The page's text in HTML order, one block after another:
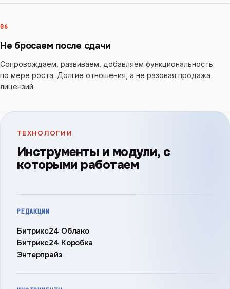
06
Не бросаем после сдачи
Сопровождаем, развиваем, добавляем функциональность
по мере роста. Долгие отношения, а не разовая продажа
лицензий.
ТЕХНОЛОГИИ
Инструменты и модули, с
которыми работаем
РЕДАКЦИИ
Битрикс24 Облако
Битрикс24 Коробка
Энтерпрайз